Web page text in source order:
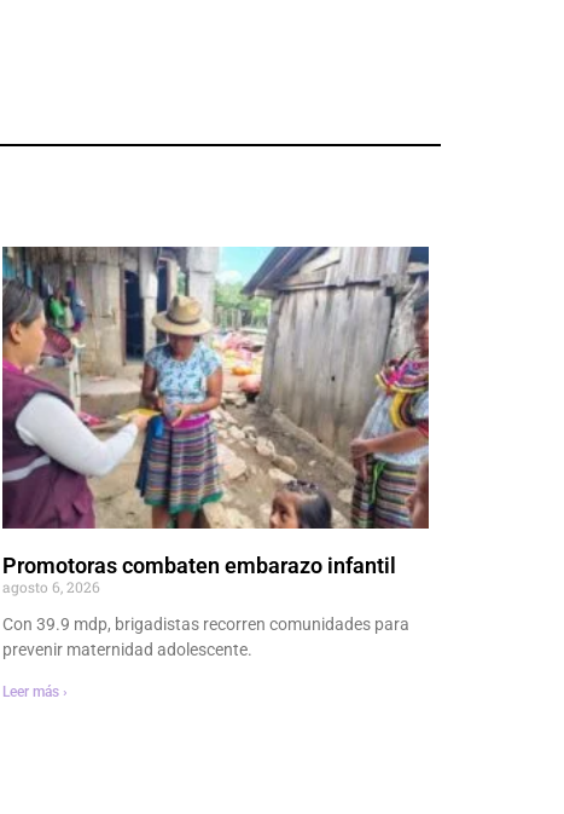
Promotoras combaten embarazo infantil
agosto 6, 2026
Con 39.9 mdp, brigadistas recorren comunidades para
prevenir maternidad adolescente.
Leer más ›